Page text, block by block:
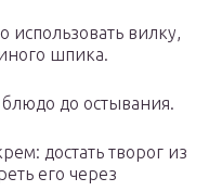
использовать вилку,
шпика.
до остывания.
достать творог из
его через